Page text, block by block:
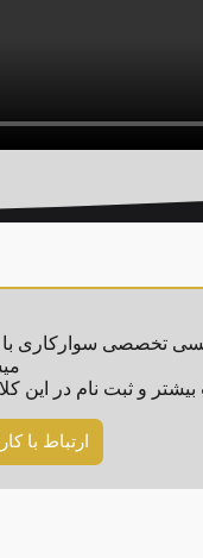
و ثبت نام در این
ارتباط با